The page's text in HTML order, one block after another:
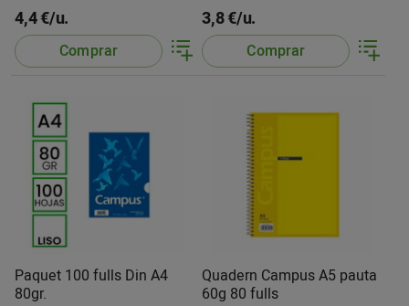
4,4 €/u.
Comprar
3,8 €/u.
Comprar
Paquet 100 fulls Din A4
80gr.
Quadern Campus A5 pauta
60g 80 fulls